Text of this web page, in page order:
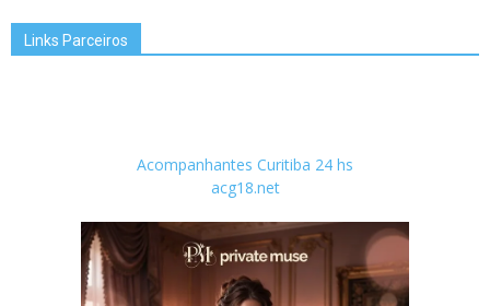
Links Parceiros
Acompanhantes Curitiba 24 hs
acg18.net